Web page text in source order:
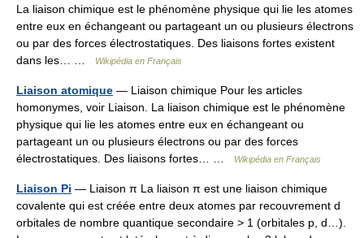
La liaison chimique est le phénomène physique qui lie les atomes
entre eux en échangeant ou partageant un ou plusieurs électrons
ou par des forces électrostatiques. Des liaisons fortes existent
dans les… …
Wikipédia en Français
Liaison atomique — Liaison chimique Pour les articles
homonymes, voir Liaison. La liaison chimique est le phénomène
physique qui lie les atomes entre eux en échangeant ou
partageant un ou plusieurs électrons ou par des forces
électrostatiques. Des liaisons fortes… …
Wikipédia en Français
Liaison Pi — Liaison π La liaison π est une liaison chimique
covalente qui est créée entre deux atomes par recouvrement d
orbitales de nombre quantique secondaire > 1 (orbitales p, d…).